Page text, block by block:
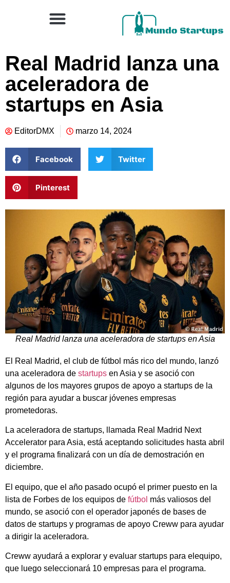
Real Madrid lanza una
aceleradora de
startups en Asia
EditorDMX marzo 14, 2024
Facebook Twitter
Pinterest
Real Madrid lanza una aceleradora de startups en Asia
El Real Madrid, el club de fútbol más rico del mundo, lanzó
una aceleradora de startups en Asia y se asoció con
algunos de los mayores grupos de apoyo a startups de la
región para ayudar a buscar jóvenes empresas
prometedoras.
La aceleradora de startups, llamada Real Madrid Next
Accelerator para Asia, está aceptando solicitudes hasta abril
y el programa finalizará con un día de demostración en
diciembre.
El equipo, que el año pasado ocupó el primer puesto en la
lista de Forbes de los equipos de fútbol más valiosos del
mundo, se asoció con el operador japonés de bases de
datos de startups y programas de apoyo Creww para ayudar
a dirigir la aceleradora.
Creww ayudará a explorar y evaluar startups para elequipo,
que luego seleccionará 10 empresas para el programa.